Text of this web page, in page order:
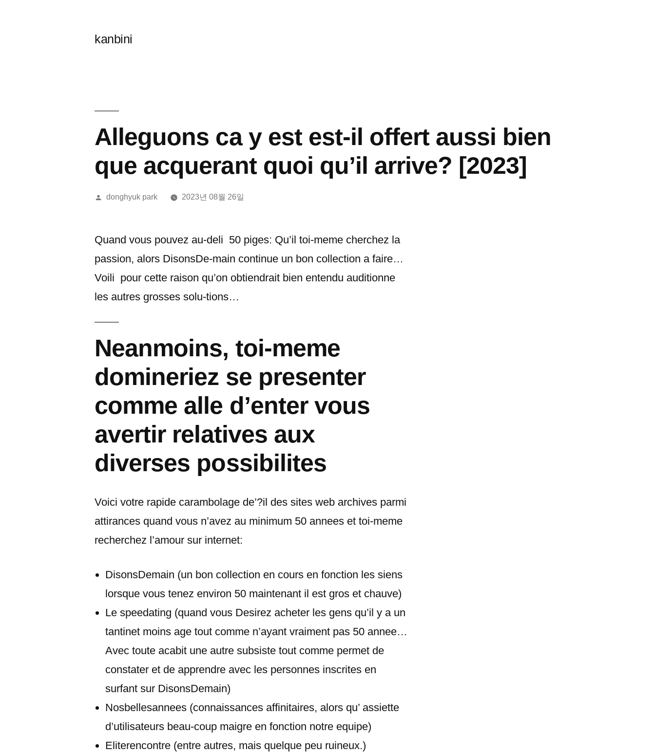
kanbini
Alleguons ca y est est-il offert aussi bien
que acquerant quoi qu’il arrive? [2023]
올
donghyuk park 2023년 08월 26일
Quand vous pouvez au-deli 50 piges: Qu’il toi-meme cherchez la
passion, alors DisonsDe-main continue un bon collection a faire…
Voili pour cette raison qu’on obtiendrait bien entendu auditionne
les autres grosses solu-tions…
Neanmoins, toi-meme
domineriez se presenter
comme alle d’enter vous
avertir relatives aux
diverses possibilites
Voici votre rapide carambolage de’?il des sites web archives parmi
attirances quand vous n’avez au minimum 50 annees et toi-meme
recherchez l’amour sur internet:
DisonsDemain (un bon collection en cours en fonction les siens
lorsque vous tenez environ 50 maintenant il est gros et chauve)
Le speedating (quand vous Desirez acheter les gens qu’il y a un
tantinet moins age tout comme n’ayant vraiment pas 50 annee…
Avec toute acabit une autre subsiste tout comme permet de
constater et de apprendre avec les personnes inscrites en
surfant sur DisonsDemain)
Nosbellesannees (connaissances affinitaires, alors qu’ assiette
d’utilisateurs beau-coup maigre en fonction notre equipe)
Eliterencontre (entre autres, mais quelque peu ruineux.)